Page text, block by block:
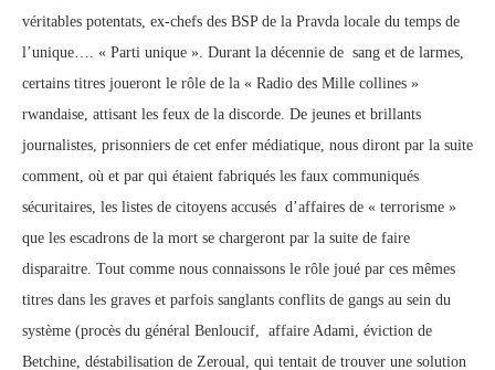
véritables potentats, ex-chefs des BSP de la Pravda locale du temps de
l’unique…. « Parti unique ». Durant la décennie de sang et de larmes,
certains titres joueront le rôle de la « Radio des Mille collines »
rwandaise, attisant les feux de la discorde. De jeunes et brillants
journalistes, prisonniers de cet enfer médiatique, nous diront par la suite
comment, où et par qui étaient fabriqués les faux communiqués
sécuritaires, les listes de citoyens accusés d’affaires de « terrorisme »
que les escadrons de la mort se chargeront par la suite de faire
disparaitre. Tout comme nous connaissons le rôle joué par ces mêmes
titres dans les graves et parfois sanglants conflits de gangs au sein du
système (procès du général Benloucif, affaire Adami, éviction de
Betchine, déstabilisation de Zeroual, qui tentait de trouver une solution